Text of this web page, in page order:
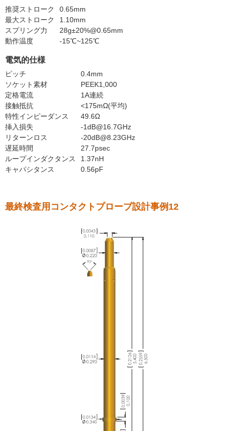
推奨ストローク
0.65mm
最大ストローク
1.10mm
スプリング力
28g±20%@0.65mm
動作温度
-15℃~125℃
電気的仕様
ピッチ
0.4mm
ソケット素材
PEEK1,000
定格電流
1A連続
接触抵抗
<175mΩ(平均)
特性インピーダンス
49.6Ω
挿入損失
-1dB@16.7GHz
リターンロス
-20dB@8.23GHz
遅延時間
27.7psec
ループインダクタンス
1.37nH
キャパシタンス
0.56pF
最終検査用コンタクトプローブ設計事例12